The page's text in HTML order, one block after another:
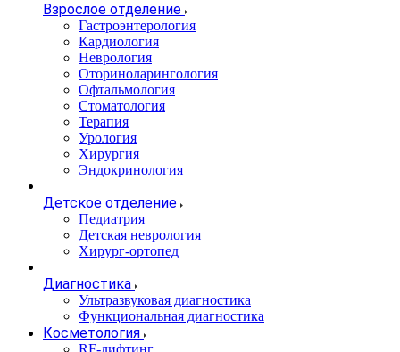
Взрослое отделение
Гастроэнтерология
Кардиология
Неврология
Оториноларингология
Офтальмология
Стоматология
Терапия
Урология
Хирургия
Эндокринология
Детское отделение
Педиатрия
Детская неврология
Хирург-ортопед
Диагностика
Ультразвуковая диагностика
Функциональная диагностика
Косметология
RF-лифтинг